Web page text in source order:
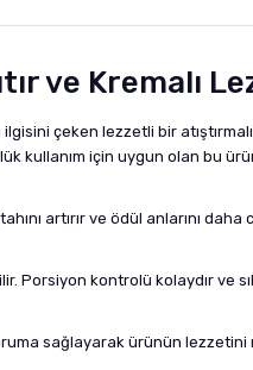
ve Kremalı
çeken lezzetli bir
kullanım için uygun olan bu
artırır ve ödül anlarını daha
Porsiyon kontrolü kolaydır ve
sağlayarak ürünün